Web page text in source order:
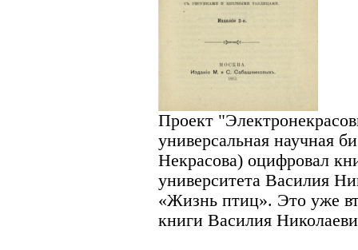
Проект
универсальная научная
Некрасова) оцифровал
университета Василия
«Жизнь птиц». Это уже
книги Василия